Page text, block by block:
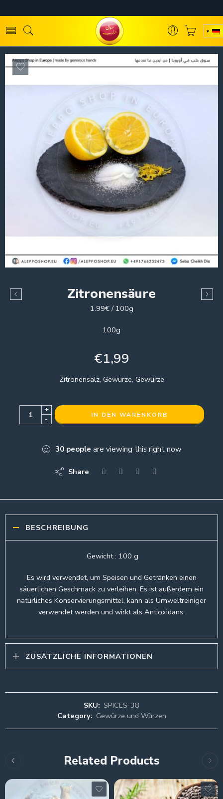
Zitronensäure
1.99€ / 100g
100g
€1,99
Zitronensalz, Gewürze, Gewürze
+
-
IN DEN WARENKORB
30 people are viewing this right now
Share
BESCHREIBUNG
Gewicht : 100 g
Es wird verwendet, um Speisen und Getränken einen
säuerlichen Geschmack zu verleihen. Es ist außerdem ein
natürliches Konservierungsmittel, kann als Umweltreiniger
verwendet werden und wirkt als Antioxidans.
ZUSÄTZLICHE INFORMATIONEN
SKU: SPICES-38
Category: Gewürze und Würzen
Related Products